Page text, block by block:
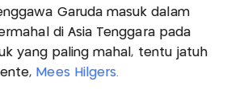
Garuda masuk dalam
di Asia Tenggara pada
yang paling mahal, tentu jatuh
Mees Hilgers.